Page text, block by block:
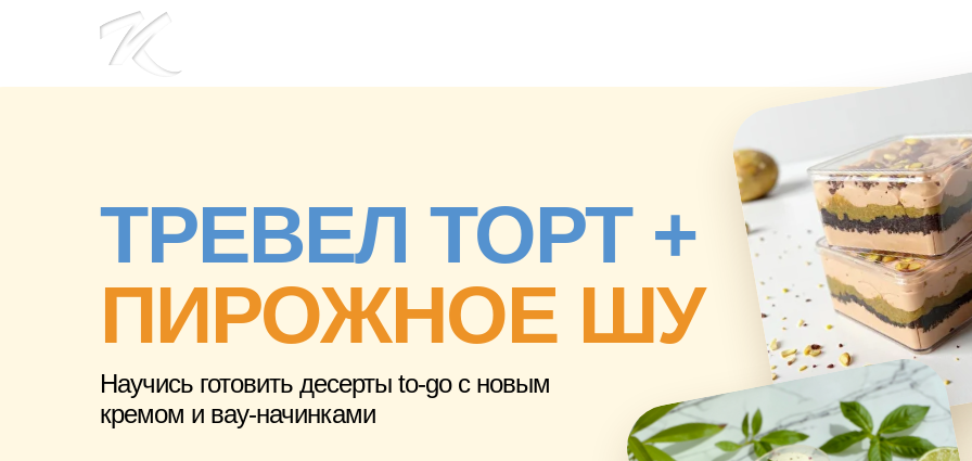
ТРЕВЕЛ ТОРТ +
ПИРОЖНОЕ ШУ
Научись готовить десерты to-go с новым
кремом и вау-начинками